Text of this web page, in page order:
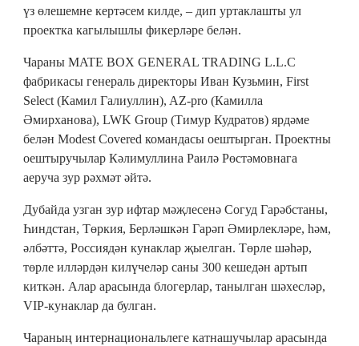
үз өлешемне кертәсем килде, – дип уртаклашты ул
проектка кагылышлы фикерләре белән.
Чараны MATE BOX GENERAL TRADING L.L.C
фабрикасы генераль директоры Иван Кузьмин, First
Select (Камил Галиуллин), AZ-pro (Камилла
Әмирханова), LWK Group (Тимур Кудратов) ярдәме
белән Modest Covered командасы оештырган. Проектны
оештыручылар Кәлимуллина Раилә Рөстәмовнага
аеруча зур рәхмәт әйтә.
Дубайда узган зур ифтар мәҗлесенә Согуд Гарәбстаны,
Һиндстан, Төркия, Берләшкән Гарәп Әмирлекләре, һәм,
әлбәттә, Россиядән кунаклар җыелган. Төрле шәһәр,
төрле илләрдән килүчеләр саны 300 кешедән артып
киткән. Алар арасында блогерлар, танылган шәхесләр,
VIP-кунаклар да булган.
Чараның интернациональлеге катнашучылар арасында